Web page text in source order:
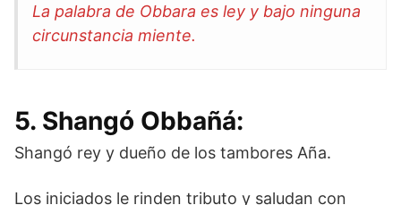
La palabra de Obbara es ley y bajo ninguna
circunstancia miente.
5. Shangó Obbañá:
Shangó rey y dueño de los tambores Aña.
Los iniciados le rinden tributo y saludan con